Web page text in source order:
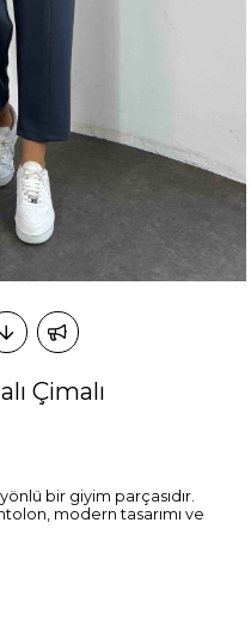
Çimalı
bir giyim parçasıdır.
modern tasarımı ve